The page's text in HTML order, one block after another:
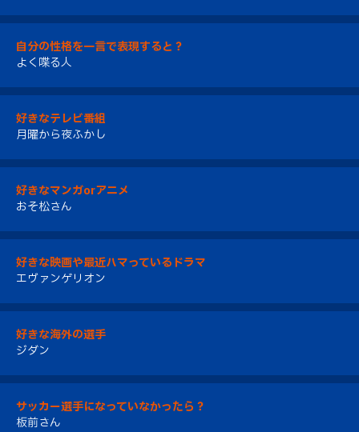
自分の性格を一言で表現すると？
よく喋る人
好きなテレビ番組
月曜から夜ふかし
好きなマンガorアニメ
おそ松さん
好きな映画や最近ハマっているドラマ
エヴァンゲリオン
好きな海外の選手
ジダン
サッカー選手になっていなかったら？
板前さん